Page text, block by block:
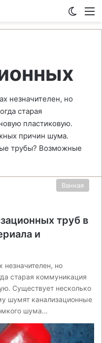
незначителен, но
старая
пластиковую.
причин шума.
трубы? Возможные
Ванная
труб в
и
но
старая коммуникация
Существует несколько
шумят канализационные
шума…